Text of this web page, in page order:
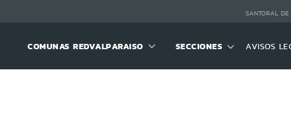
SANTORAL DE
COMUNAS REDVALPARAISO SECCIONES AVISOS